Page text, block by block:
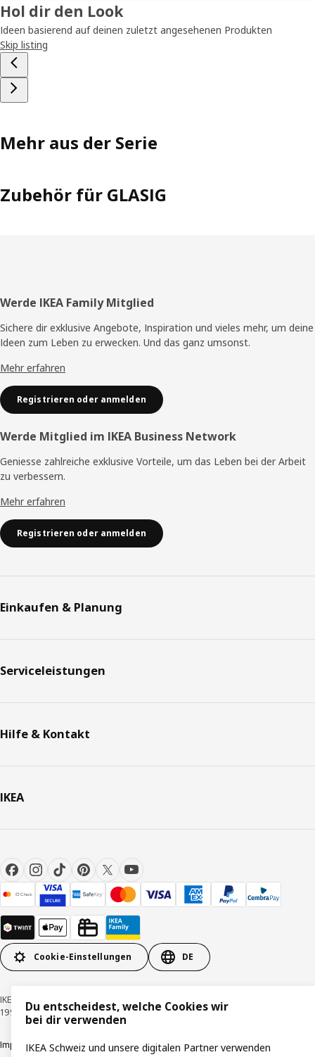
Hol dir den Look
Ideen basierend auf deinen zuletzt angesehenen Produkten
Skip listing
Mehr aus der Serie
Zubehör für GLASIG
Fusszeile
Werde IKEA Family Mitglied
Sichere dir exklusive Angebote, Inspiration und vieles mehr, um deine
Ideen zum Leben zu erwecken. Und das ganz umsonst.
Mehr erfahren
Registrieren oder anmelden
Werde Mitglied im IKEA Business Network
Geniesse zahlreiche exklusive Vorteile, um das Leben bei der Arbeit
zu verbessern.
Mehr erfahren
Registrieren oder anmelden
Einkaufen & Planung
Serviceleistungen
Hilfe & Kontakt
IKEA
Cookie-Einstellungen DE
IKEA Schweiz - Müslistrasse 16, 8957 Spreitenbach © Inter IKEA Systems B.V.
1999-2026
Impressum / Datenschutzerklärung CookiesVerantwortungsvolle Offenlegung
Du entscheidest, welche Cookies wir
bei dir verwenden
IKEA Schweiz und unsere digitalen Partner verwenden